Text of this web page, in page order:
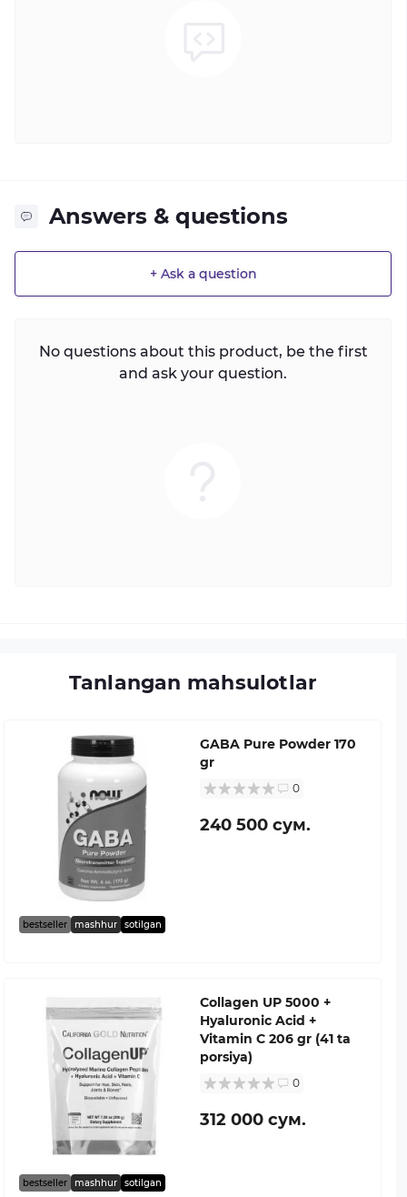
Answers & questions
+ Ask a question
No questions about this product, be the first
and ask your question.
Tanlangan mahsulotlar
bestseller mashhur sotilgan
GABA Pure Powder 170
gr
0
240 500 сум.
bestseller mashhur sotilgan
Collagen UP 5000 +
Hyaluronic Acid +
Vitamin C 206 gr (41 ta
porsiya)
0
312 000 сум.